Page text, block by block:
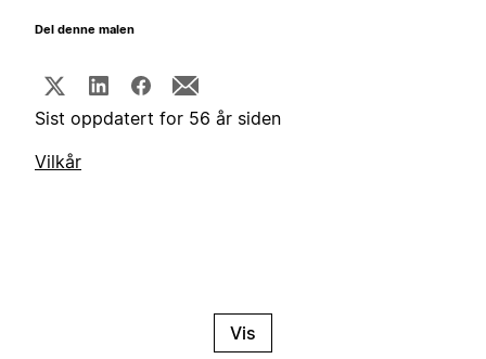
Del denne malen
Sist oppdatert for 56 år siden
Vilkår
Vis